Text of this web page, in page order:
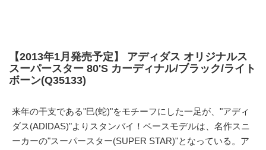
【2013年1月発売予定】 アディダス オリジナルス
スーパースター 80'S カーディナル/ブラック/ライト
ボーン(Q35133)
来年の干支である"巳(蛇)"をモチーフにした一足が、"アディ
ダス(ADIDAS)"よりスタンバイ！ベースモデルは、名作スニ
ーカーの"スーパースター(SUPER STAR)"となっている。ア